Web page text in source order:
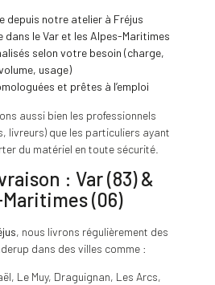
depuis notre atelier à Fréjus
dans le Var et les Alpes-Maritimes
selon votre besoin (charge,
usage)
et prêtes à l’emploi
aussi bien les professionnels
livreurs) que les particuliers ayant
du matériel en toute sécurité.
: Var (83) &
(06)
, nous livrons régulièrement des
dans des villes comme :
Le Muy, Draguignan, Les Arcs,